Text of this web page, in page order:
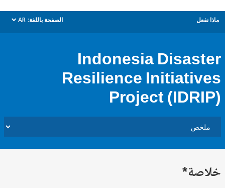
الصفحة باللغة: AR
dropdown
Indonesia
Resilience
Project